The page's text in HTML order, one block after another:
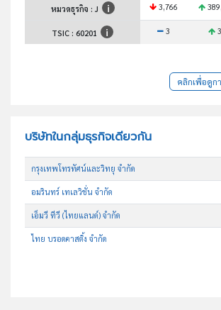
หมวดธุรกิจ : J 3,766
TSIC : 60201 3
คลิกเพื่อดูก
บริษัทในกลุ่มธุรกิจเดียวกัน
กรุงเทพโทรทัศน์และวิทยุ จำกัด
อมรินทร์ เทเลวิชั่น จำกัด
เอ็มวี ทีวี (ไทยแลนด์) จำกัด
ไทย บรอดคาสติ้ง จำกัด